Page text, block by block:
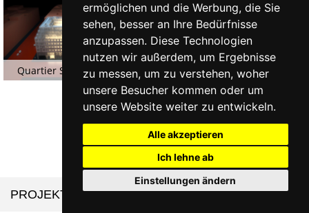
ermöglichen und die Werbung, die Sie
sehen, besser an Ihre Bedürfnisse
anzupassen. Diese Technologien
nutzen wir außerdem, um Ergebnisse
zu messen, um zu verstehen, woher
unsere Besucher kommen oder um
unsere Website weiter zu entwickeln.
Alle akzeptieren
Ich lehne ab
Einstellungen ändern
Quartier Stadtmitte Berlin Einkaufszentrum Ingolstadt
PROJEKTE